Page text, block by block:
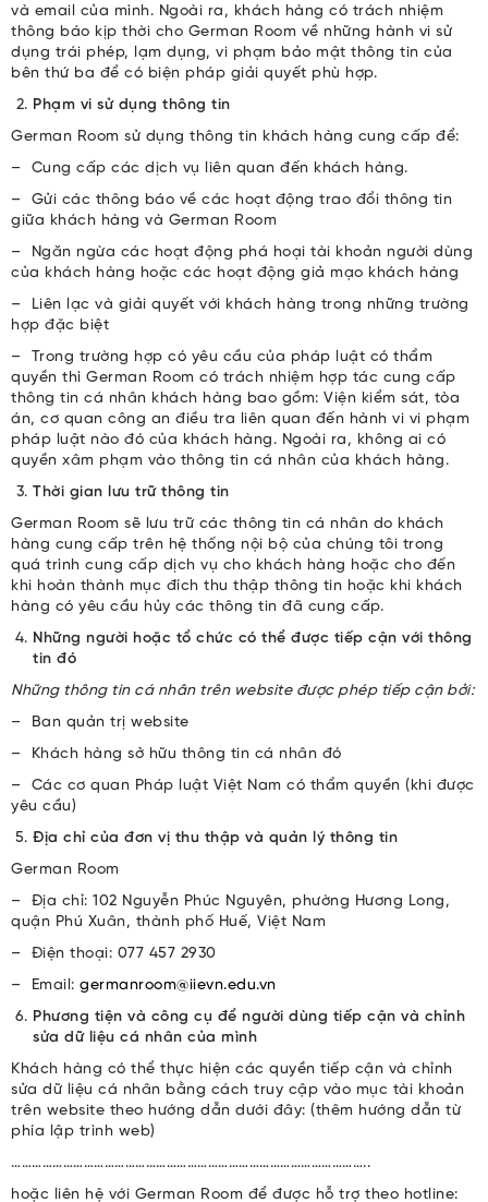
và email của mình. Ngoài ra, khách hàng có trách nhiệm
thông báo kịp thời cho German Room về những hành vi sử
dụng trái phép, lạm dụng, vi phạm bảo mật thông tin của
bên thứ ba để có biện pháp giải quyết phù hợp.
Phạm vi sử dụng thông tin
German Room sử dụng thông tin khách hàng cung cấp để:
– Cung cấp các dịch vụ liên quan đến khách hàng.
– Gửi các thông báo về các hoạt động trao đổi thông tin
giữa khách hàng và German Room
– Ngăn ngừa các hoạt động phá hoại tài khoản người dùng
của khách hàng hoặc các hoạt động giả mạo khách hàng
– Liên lạc và giải quyết với khách hàng trong những trường
hợp đặc biệt
– Trong trường hợp có yêu cầu của pháp luật có thẩm
quyền thì German Room có trách nhiệm hợp tác cung cấp
thông tin cá nhân khách hàng bao gồm: Viện kiểm sát, tòa
án, cơ quan công an điều tra liên quan đến hành vi vi phạm
pháp luật nào đó của khách hàng. Ngoài ra, không ai có
quyền xâm phạm vào thông tin cá nhân của khách hàng.
Thời gian lưu trữ thông tin
German Room sẽ lưu trữ các thông tin cá nhân do khách
hàng cung cấp trên hệ thống nội bộ của chúng tôi trong
quá trình cung cấp dịch vụ cho khách hàng hoặc cho đến
khi hoàn thành mục đích thu thập thông tin hoặc khi khách
hàng có yêu cầu hủy các thông tin đã cung cấp.
Những người hoặc tổ chức có thể được tiếp cận với thông
tin đó
Những thông tin cá nhân trên website được phép tiếp cận bởi:
– Ban quản trị website
– Khách hàng sở hữu thông tin cá nhân đó
– Các cơ quan Pháp luật Việt Nam có thẩm quyền (khi được
yêu cầu)
Địa chỉ của đơn vị thu thập và quản lý thông tin
German Room
– Địa chỉ: 102 Nguyễn Phúc Nguyên, phường Hương Long,
quận Phú Xuân, thành phố Huế, Việt Nam
– Điện thoại: 077 457 2930
– Email: germanroom@iievn.edu.vn
Phương tiện và công cụ để người dùng tiếp cận và chỉnh
sửa dữ liệu cá nhân của mình
Khách hàng có thể thực hiện các quyền tiếp cận và chỉnh
sửa dữ liệu cá nhân bằng cách truy cập vào mục tài khoản
trên website theo hướng dẫn dưới đây: (thêm hướng dẫn từ
phía lập trình web)
…………………………………………………………………………………………..
hoặc liên hệ với German Room để được hỗ trợ theo hotline: